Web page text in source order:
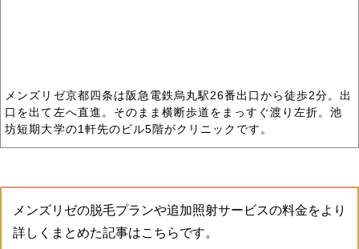
メンズリゼ京都四条は阪急電鉄烏丸駅26番出口から徒歩2分。出
口を出て左へ直進。そのまま横断歩道をまっすぐ渡り左折。池
坊短期大学の1軒先のビル5階がクリニックです。
メンズリゼの脱毛プランや追加照射サービスの料金をより
詳しくまとめた記事はこちらです。